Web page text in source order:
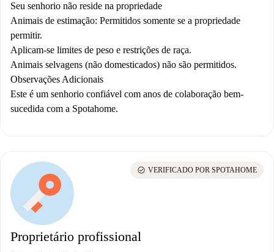
Seu senhorio não reside na propriedade
Animais de estimação: Permitidos somente se a propriedade
permitir.
Aplicam-se limites de peso e restrições de raça.
Animais selvagens (não domesticados) não são permitidos.
Observações Adicionais
Este é um senhorio confiável com anos de colaboração bem-
sucedida com a Spotahome.
Proprietário profissional
check_circle VERIFICADO POR SPOTAHOME